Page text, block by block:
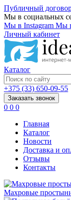
Публичный
Мы в социальных
Мы в Instagram Мы
Личный кабинет
Каталог
+375 (33) 650-09-55
Заказать звонок
0 0 0
Главная
Каталог
Новости
Доставка и
Отзывы
Контакты
Махровые